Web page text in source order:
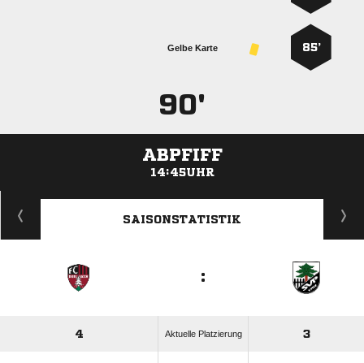
85’
Gelbe Karte
90'
ABPFIFF
14:45UHR
ANZEIGE
SAISONSTATISTIK
:
4 Aktuelle Platzierung 3